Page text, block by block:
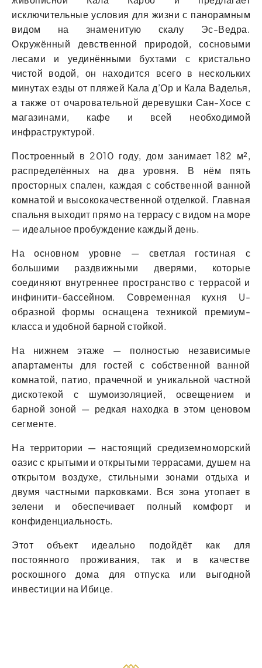
исключительные условия для жизни с панорамным
видом на знаменитую скалу Эс-Ведра.
Окружённый девственной природой, сосновыми
лесами и уединёнными бухтами с кристально
чистой водой, он находится всего в нескольких
минутах езды от пляжей Кала д’Ор и Кала Ваделья,
а также от очаровательной деревушки Сан-Хосе с
магазинами, кафе и всей необходимой
инфраструктурой.
Построенный в 2010 году, дом занимает 182 м²,
распределённых на два уровня. В нём пять
просторных спален, каждая с собственной ванной
комнатой и высококачественной отделкой. Главная
спальня выходит прямо на террасу с видом на море
— идеальное пробуждение каждый день.
На основном уровне — светлая гостиная с
большими раздвижными дверями, которые
соединяют внутреннее пространство с террасой и
инфинити-бассейном. Современная кухня U-
образной формы оснащена техникой премиум-
класса и удобной барной стойкой.
На нижнем этаже — полностью независимые
апартаменты для гостей с собственной ванной
комнатой, патио, прачечной и уникальной частной
дискотекой с шумоизоляцией, освещением и
барной зоной — редкая находка в этом ценовом
сегменте.
На территории — настоящий средиземноморский
оазис с крытыми и открытыми террасами, душем на
открытом воздухе, стильными зонами отдыха и
двумя частными парковками. Вся зона утопает в
зелени и обеспечивает полный комфорт и
конфиденциальность.
Этот объект идеально подойдёт как для
постоянного проживания, так и в качестве
роскошного дома для отпуска или выгодной
инвестиции на Ибице.